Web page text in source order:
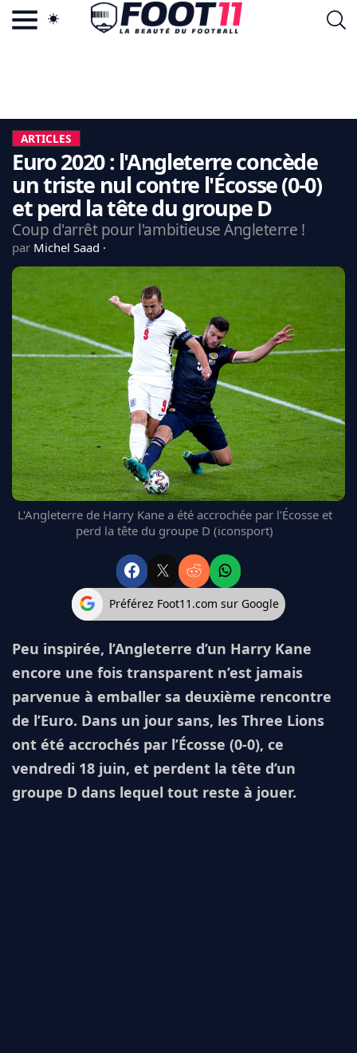
LA CHARTE
VIE PRIVÉE
CGU
CONTACTEZ-NOUS
CDM 2026
EDF
PSG
LIGUE 1
REAL MADRID
FC BARCELONE
MANCHESTER UNITED
CHELSEA
ARSENAL
BAYERN
L'AVIS DE LA RÉDAC'
ARTICLES
Euro 2020 : l'Angleterre concède
un triste nul contre l'Écosse (0-0)
et perd la tête du groupe D
Coup d'arrêt pour l'ambitieuse Angleterre !
par Michel Saad
L'Angleterre de Harry Kane a été accrochée par l'Écosse et
perd la tête du groupe D (iconsport)
Préférez Foot11.com sur Google
Peu inspirée, l’Angleterre d’un Harry Kane
encore une fois transparent n’est jamais
parvenue à emballer sa deuxième rencontre
de l’Euro. Dans un jour sans, les Three Lions
ont été accrochés par l’Écosse (0-0), ce
vendredi 18 juin, et perdent la tête d’un
groupe D dans lequel tout reste à jouer.